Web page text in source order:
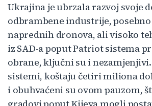
Ukrajina je ubrzala razvoj svoje
odbrambene industrije,
naprednih dronova, ali visoko
iz SAD-a poput Patriot sistema
obrane, ključni su i
sistemi, koštaju četiri miliona
i obuhvaćeni su ovom pauzom,